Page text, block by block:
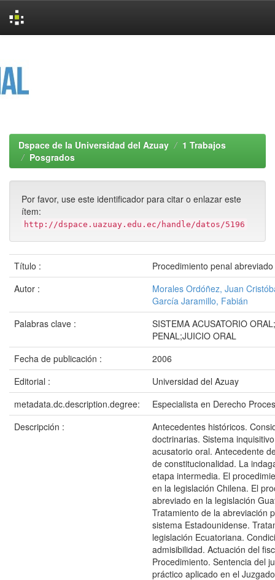
Dspace de la Universidad del Azuay
1 Trabajos
Posgrados
Por favor, use este identificador para citar o enlazar este
ítem:
http://dspace.uazuay.edu.ec/handle/datos/5196
Título :
Procedimiento penal abreviado
Autor :
Morales Ordóñez, Juan
García Jaramillo, Fabián
Palabras clave :
SISTEMA ACUSATORIO
PENAL;JUICIO ORAL
Fecha de publicación :
2006
Editorial :
Universidad del Azuay
metadata.dc.description.degree:
Especialista en Derecho
Descripción :
Antecedentes históricos.
doctrinarias. Sistema
acusatorio oral. Antecedente
de constitucionalidad. La
etapa intermedia. El
en la legislación Chilena. El
abreviado en la legislación
Tratamiento de la abreviación
sistema Estadounidense.
legislación Ecuatoriana.
admisibilidad. Actuación del
Procedimiento. Sentencia del
práctico aplicado en el